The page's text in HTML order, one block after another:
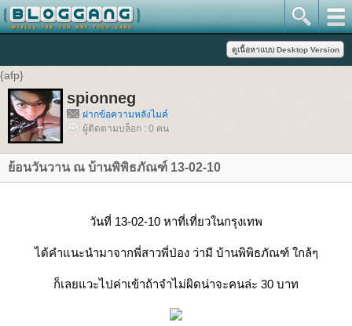
{afp}
spionneg
ฝากข้อความหลังไมค์
ผู้ติดตามบล็อก : 0 คน
ย้อนวันวาน ณ บ้านพิพิธภัณฑ์ 13-02-10
วันที่ 13-02-10 หาที่เที่ยวในกรุงเทพ
ได้คำแนะนำมาจากพี่สาวพี่ป่อง ว่ามี บ้านพิพิธภัณฑ์ ใกล้ๆ
ก็เลยแวะไปค่าเข้าถ้าจำไม่ผิดน่าจะคนล่ะ 30 บาท